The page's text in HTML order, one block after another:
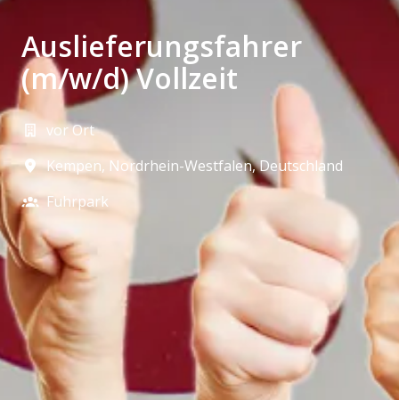
Auslieferungsfahrer
(m/w/d) Vollzeit
vor Ort
Kempen, Nordrhein-Westfalen,Deutschland
Fuhrpark